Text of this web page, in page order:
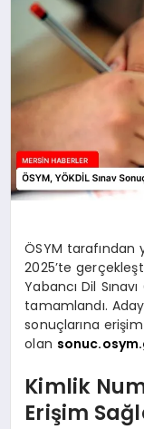
ÖSYM tarafından
2025’te
Yabancı Dil
tamamlandı.
sonuçlarına
olan
Kimlik
Erişim